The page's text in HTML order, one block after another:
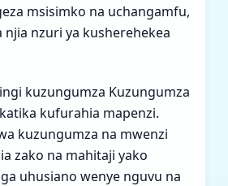
msisimko na uchangamfu,
njia nzuri ya kusherehekea
kuzungumza Kuzungumza
kufurahia mapenzi.
kuzungumza na mwenzi
zako na mahitaji yako
uhusiano wenye nguvu na